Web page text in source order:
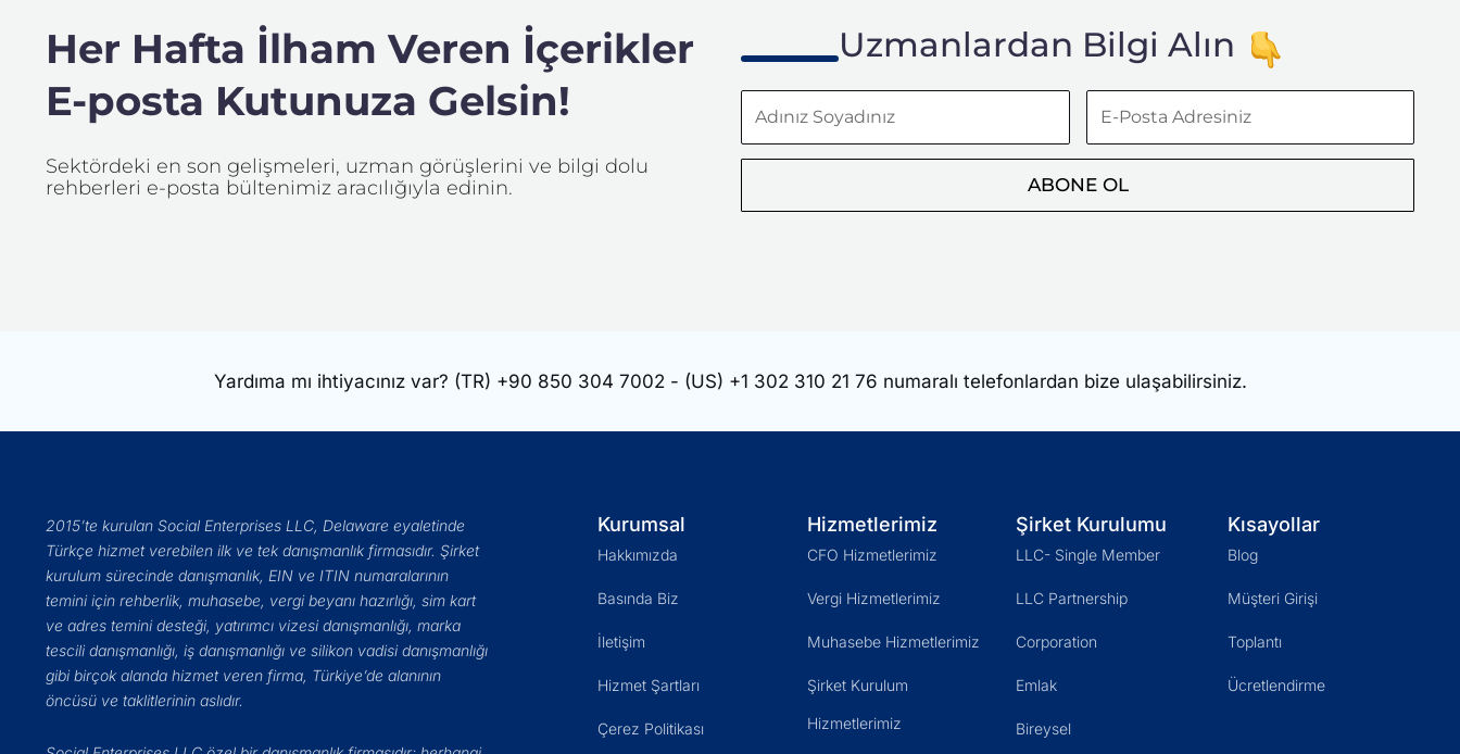
Her Hafta İlham Veren İçerikler
E-posta Kutunuza Gelsin!
Sektördeki en son gelişmeleri, uzman görüşlerini ve bilgi dolu
rehberleri e-posta bültenimiz aracılığıyla edinin.
Uzmanlardan Bilgi Alın
Adınız
Soyadınız
E-
Posta
Adresiniz
ABONE OL
Yardıma mı ihtiyacınız var? (TR) +90 850 304 7002 - (US) +1 302 310 21 76 numaralı telefonlardan bize ulaşabilirsiniz.
2015’te kurulan Social Enterprises LLC, Delaware eyaletinde
Türkçe hizmet verebilen ilk ve tek danışmanlık firmasıdır. Şirket
kurulum sürecinde danışmanlık, EIN ve ITIN numaralarının
temini için rehberlik, muhasebe, vergi beyanı hazırlığı, sim kart
ve adres temini desteği, yatırımcı vizesi danışmanlığı, marka
tescili danışmanlığı, iş danışmanlığı ve silikon vadisi danışmanlığı
gibi birçok alanda hizmet veren firma, Türkiye’de alanının
öncüsü ve taklitlerinin aslıdır.
Kurumsal
Hakkımızda
Basında Biz
İletişim
Hizmet Şartları
Çerez Politikası
Hizmetlerimiz
CFO Hizmetlerimiz
Vergi Hizmetlerimiz
Muhasebe Hizmetlerimiz
Şirket Kurulum
Hizmetlerimiz
Şirket Kurulumu
LLC- Single Member
LLC Partnership
Corporation
Emlak
Bireysel
Kısayollar
Blog
Müşteri Girişi
Toplantı
Ücretlendirme